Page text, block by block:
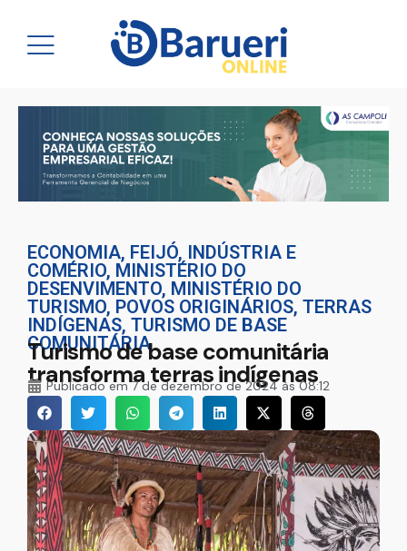
ECONOMIA, FEIJÓ, INDÚSTRIA E
COMÉRIO, MINISTÉRIO DO
DESENVIMENTO, MINISTÉRIO DO
TURISMO, POVOS ORIGINÁRIOS, TERRAS
INDÍGENAS, TURISMO DE BASE
COMUNITÁRIA
Turismo de base comunitária
transforma terras indígenas
Publicado em7 de dezembro de 2024 às 08:12